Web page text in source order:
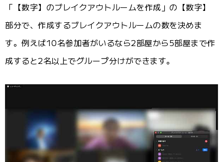
「【数字】のブレイクアウトルームを作成」の【数字】
部分で、作成するブレイクアウトルームの数を決めま
す。例えば10名参加者がいるなら2部屋から5部屋まで作
成すると2名以上でグループ分けができます。